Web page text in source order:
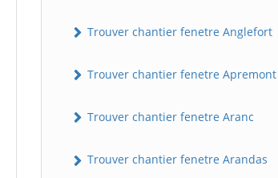
Trouver chantier fenetre Anglefort
Trouver chantier fenetre Apremont
Trouver chantier fenetre Aranc
Trouver chantier fenetre Arandas